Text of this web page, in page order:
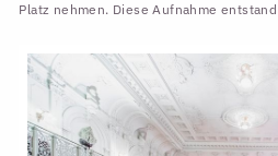
Platz nehmen. Diese Aufnahme